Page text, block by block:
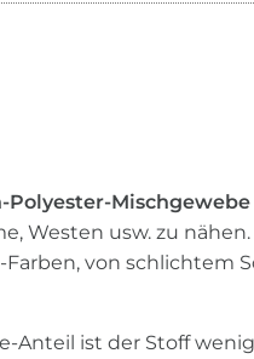
Polyester-Mischgewebe
Westen usw. zu nähen.
von schlichtem
Anteil ist der Stoff